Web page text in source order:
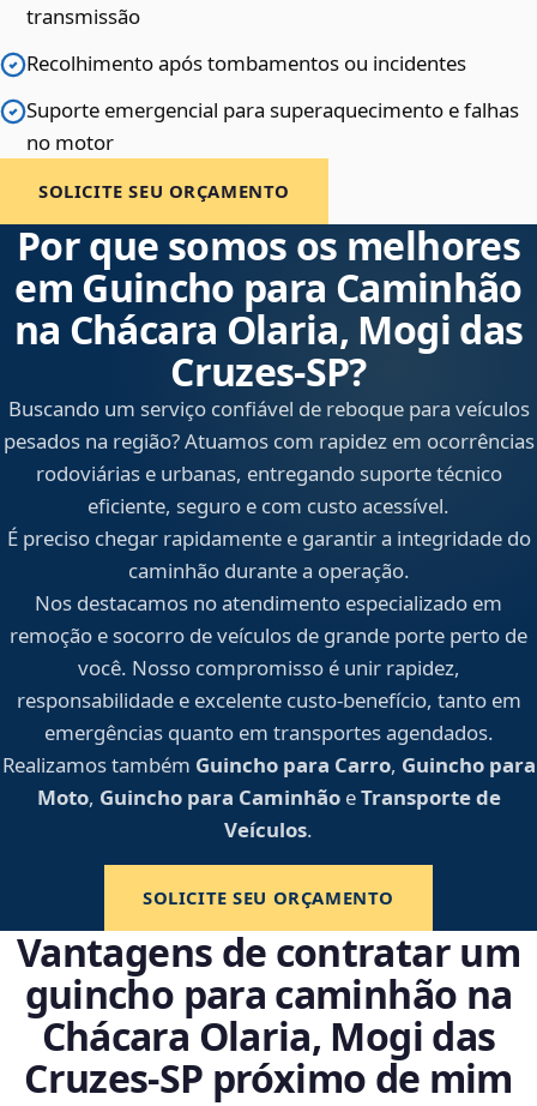
transmissão
Recolhimento após tombamentos ou incidentes
Suporte emergencial para superaquecimento e falhas
no motor
SOLICITE SEU ORÇAMENTO
Por que somos os melhores
em Guincho para Caminhão
na Chácara Olaria, Mogi das
Cruzes‑SP?
Buscando um serviço confiável de reboque para veículos
pesados na região? Atuamos com rapidez em ocorrências
rodoviárias e urbanas, entregando suporte técnico
eficiente, seguro e com custo acessível.
É preciso chegar rapidamente e garantir a integridade do
caminhão durante a operação.
Nos destacamos no atendimento especializado em
remoção e socorro de veículos de grande porte perto de
você. Nosso compromisso é unir rapidez,
responsabilidade e excelente custo-benefício, tanto em
emergências quanto em transportes agendados.
Realizamos também Guincho para Carro, Guincho para
Moto, Guincho para CaminhãoeTransporte de
Veículos.
SOLICITE SEU ORÇAMENTO
Vantagens de contratar um
guincho para caminhão na
Chácara Olaria, Mogi das
Cruzes‑SP próximo de mim